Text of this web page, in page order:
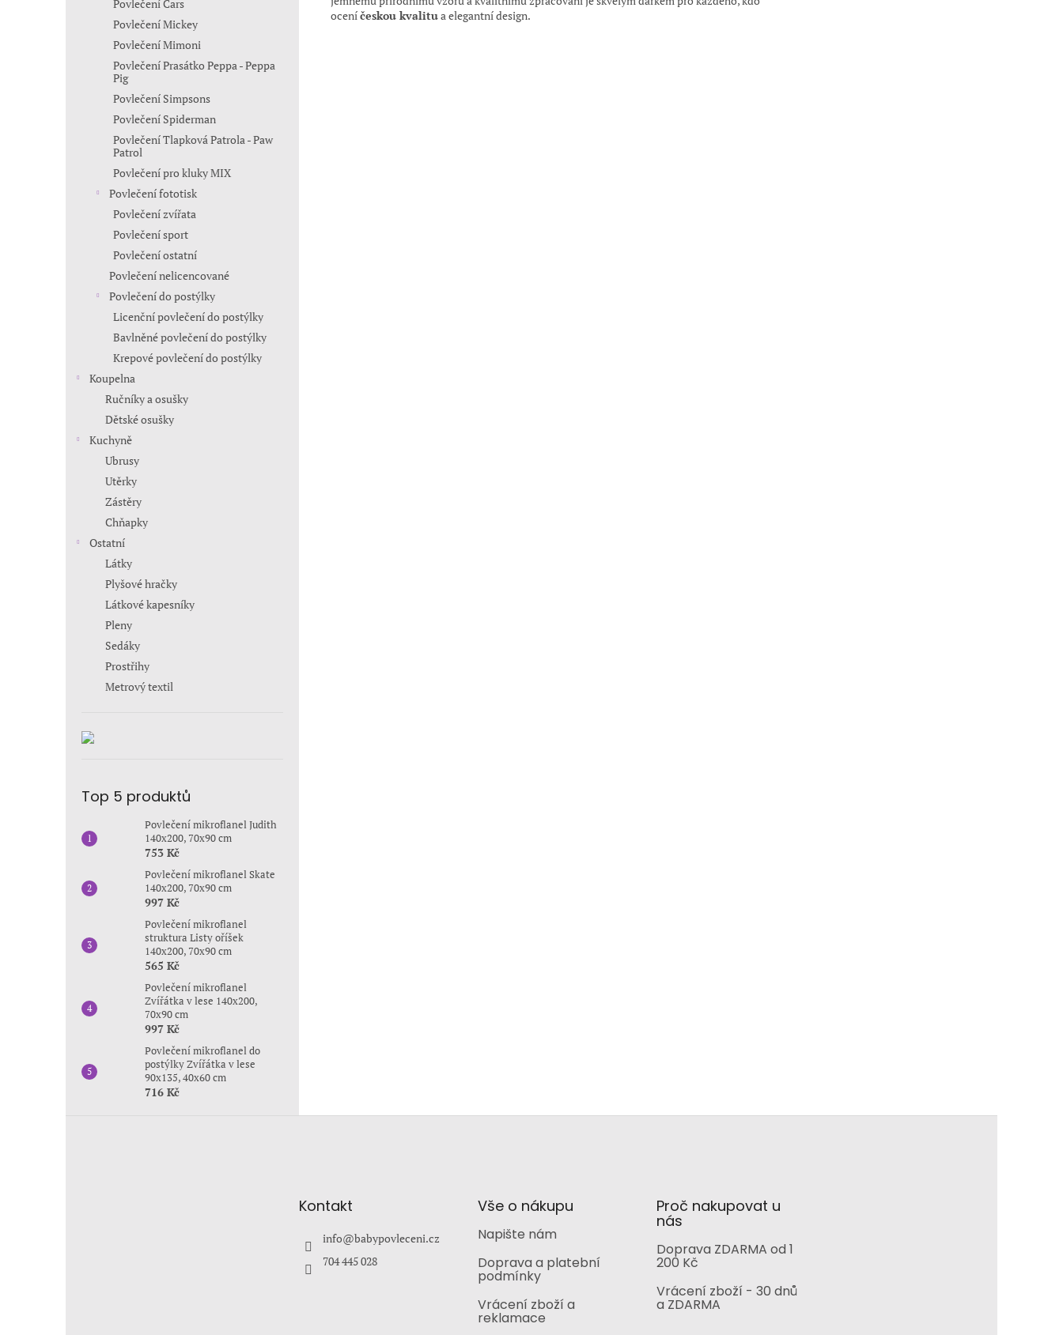
Povlečení Cars
Povlečení Mickey
Povlečení Mimoni
Povlečení Prasátko Peppa - Peppa
Pig
Povlečení Simpsons
Povlečení Spiderman
Povlečení Tlapková Patrola - Paw
Patrol
Povlečení pro kluky MIX
Povlečení fototisk
Povlečení zvířata
Povlečení sport
Povlečení ostatní
Povlečení nelicencované
Povlečení do postýlky
Licenční povlečení do postýlky
Bavlněné povlečení do postýlky
Krepové povlečení do postýlky
Koupelna
Ručníky a osušky
Dětské osušky
Kuchyně
Ubrusy
Utěrky
Zástěry
Chňapky
Ostatní
Látky
Plyšové hračky
Látkové kapesníky
Pleny
Sedáky
Prostřihy
Metrový textil
Top 5 produktů
Povlečení mikroflanel Judith
140x200, 70x90 cm
753 Kč
Povlečení mikroflanel Skate
140x200, 70x90 cm
997 Kč
Povlečení mikroflanel
struktura Listy oříšek
140x200, 70x90 cm
565 Kč
Povlečení mikroflanel
Zvířátka v lese 140x200,
70x90 cm
997 Kč
Povlečení mikroflanel do
postýlky Zvířátka v lese
90x135, 40x60 cm
716 Kč
oceníčeskou kvalitua elegantní design.
Kontakt
info@babypovleceni.cz
704 445 028
Vše o nákupu
Napište nám
Doprava a platební
podmínky
Vrácení zboží a
reklamace
Proč nakupovat u
nás
Doprava ZDARMA od 1
200 Kč
Vrácení zboží - 30 dnů
a ZDARMA